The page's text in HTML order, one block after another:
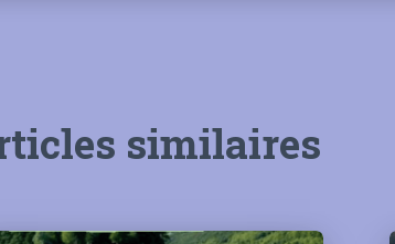
similaires